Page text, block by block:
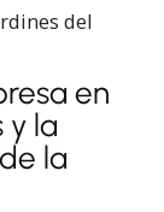
en
y la
la